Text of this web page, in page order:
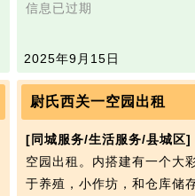
信息已过期
2025年9月15日
尉氏西关一空园出租
[同城服务/生活服务/县城区]
空园出租。内搭建有一个大
于养殖，小作坊，和仓库储